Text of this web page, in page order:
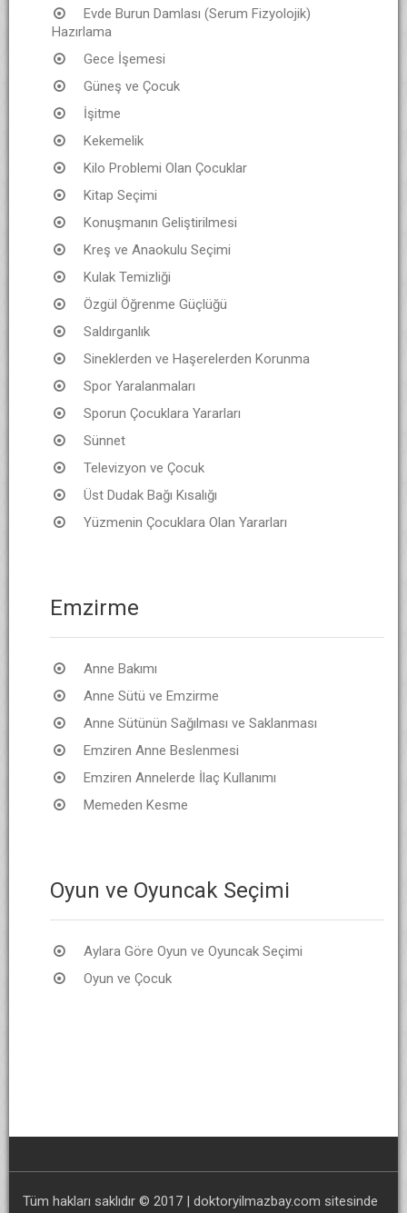
Evde Burun Damlası (Serum Fizyolojik)
Hazırlama
Gece İşemesi
Güneş ve Çocuk
İşitme
Kekemelik
Kilo Problemi Olan Çocuklar
Kitap Seçimi
Konuşmanın Geliştirilmesi
Kreş ve Anaokulu Seçimi
Kulak Temizliği
Özgül Öğrenme Güçlüğü
Saldırganlık
Sineklerden ve Haşerelerden Korunma
Spor Yaralanmaları
Sporun Çocuklara Yararları
Sünnet
Televizyon ve Çocuk
Üst Dudak Bağı Kısalığı
Yüzmenin Çocuklara Olan Yararları
Emzirme
Anne Bakımı
Anne Sütü ve Emzirme
Anne Sütünün Sağılması ve Saklanması
Emziren Anne Beslenmesi
Emziren Annelerde İlaç Kullanımı
Memeden Kesme
Oyun ve Oyuncak Seçimi
Aylara Göre Oyun ve Oyuncak Seçimi
Oyun ve Çocuk
Tüm hakları saklıdır © 2017 | doktoryilmazbay.com sitesinde